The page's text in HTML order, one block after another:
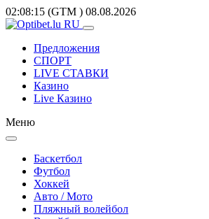
02:08:15 (GTM ) 08.08.2026
Предложения
СПОРТ
LIVE СТАВКИ
Казино
Live Казино
Меню
Баскетбол
Футбол
Хоккей
Авто / Мото
Пляжный волейбол